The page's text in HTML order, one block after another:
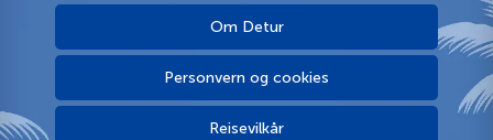
Om Detur
Personvern og cookies
Reisevilkår